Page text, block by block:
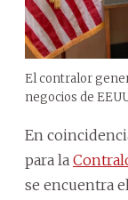
El contralor
negocios de
En
para la
se encuentra